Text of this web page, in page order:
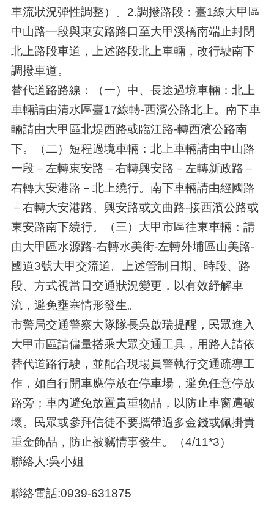
車流狀況彈性調整）。2.調撥路段：臺1線大甲區
中山路一段與東安路路口至大甲溪橋南端止封閉
北上路段車道，上述路段北上車輛，改行駛南下
調撥車道。
替代道路路線：（一）中、長途過境車輛：北上
車輛請由清水區臺17線轉-西濱公路北上。南下車
輛請由大甲區北堤西路或臨江路-轉西濱公路南
下。（二）短程過境車輛：北上車輛請由中山路
一段－左轉東安路－右轉興安路－左轉新政路－
右轉大安港路－北上繞行。南下車輛請由經國路
－右轉大安港路、興安路或文曲路-接西濱公路或
東安路南下繞行。（三）大甲市區往東車輛：請
由大甲區水源路-右轉水美街-左轉外埔區山美路-
國道3號大甲交流道。上述管制日期、時段、路
段、方式視當日交通狀況變更，以有效紓解車
流，避免壅塞情形發生。
市警局交通警察大隊隊長吳啟瑞提醒，民眾進入
大甲市區請儘量搭乘大眾交通工具，用路人請依
替代道路行駛，並配合現場員警執行交通疏導工
作，如自行開車應停放在停車場，避免任意停放
路旁；車內避免放置貴重物品，以防止車窗遭破
壞。民眾或參拜信徒不要攜帶過多金錢或佩掛貴
重金飾品，防止被竊情事發生。（4/11*3）
聯絡人:吳小姐
聯絡電話:0939-631875